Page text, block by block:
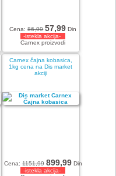
Cena:86,99 57,99 Din
-istekla akcija-
Carnex proizvodi
Carnex čajna kobasica,
1kg cena na Dis market
akciji
Cena:1151,99 899,99Din
-istekla akcija-